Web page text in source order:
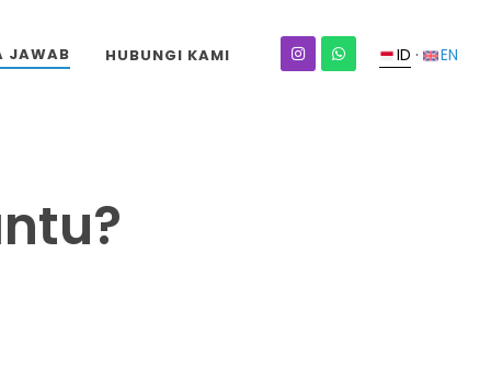
ID · EN
JAWAB HUBUNGI KAMI